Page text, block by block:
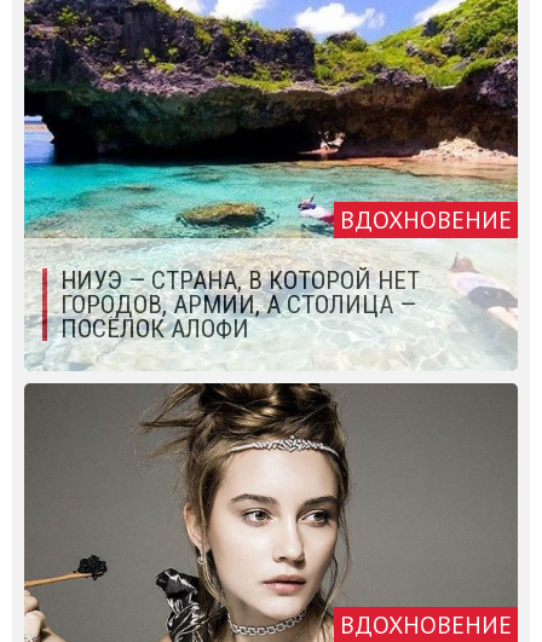
ВДОХНОВЕНИЕ
НИУЭ — СТРАНА, В КОТОРОЙ НЕТ
ГОРОДОВ, АРМИИ, А СТОЛИЦА —
ПОСЁЛОК АЛОФИ
ВДОХНОВЕНИЕ